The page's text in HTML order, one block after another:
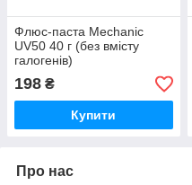
Флюс-паста Mechanic
UV50 40 г (без вмісту
галогенів)
198 ₴
Купити
Про нас